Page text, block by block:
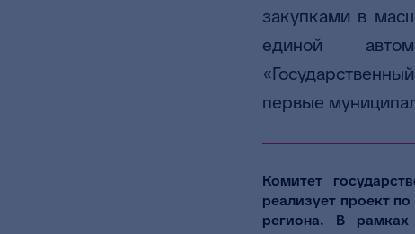
закупками в
единой
первые
Комитет
реализует проект
региона. В рамках